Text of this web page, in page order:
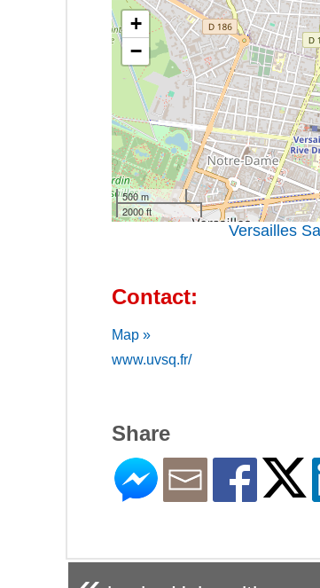
+
−
500 m
2000 ft
Versailles
Contact:
Map »
www.uvsq.fr/
Share